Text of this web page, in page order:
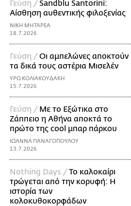
Γεύση / Sandblu Santorini:
Αίσθηση αυθεντικής φιλοξενίας
ΝΙΚΗ ΜΗΤΑΡΕΑ
18.7.2026
Γεύση /Οι αμπελώνες αποκτούν
τα δικά τους αστέρια Μισελέν
ΥΡΩ ΚΟΛΙΑΚΟΥΔΑΚΗ
15.7.2026
Γεύση / Με το Εξώτικα στο
Ζάππειο η Αθήνα αποκτά το
πρώτο της cool μπαρ πάρκου
ΙΩΑΝΝΑ ΠΑΝΑΓΟΠΟΥΛΟΥ
13.7.2026
Nothing Days /Το καλοκαίρι
τρώγεται από την κορυφή: H
ιστορία των
κολοκυθοκορφάδων